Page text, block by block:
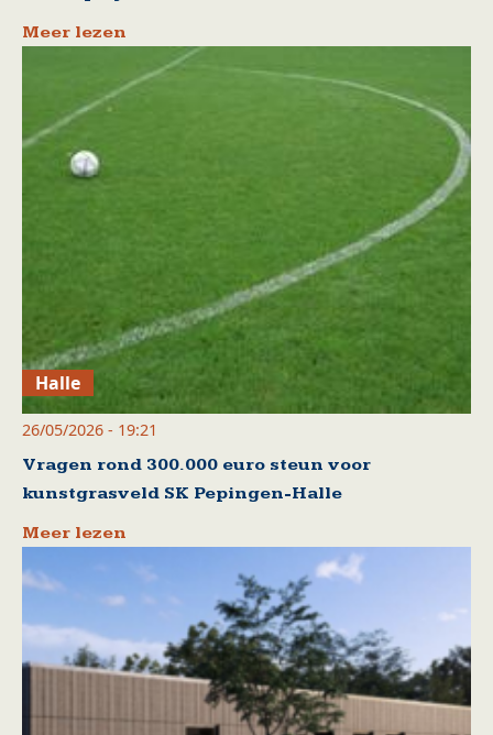
Meer lezen
Halle
26/05/2026 - 19:21
Vragen rond 300.000 euro steun voor
kunstgrasveld SK Pepingen-Halle
Meer lezen